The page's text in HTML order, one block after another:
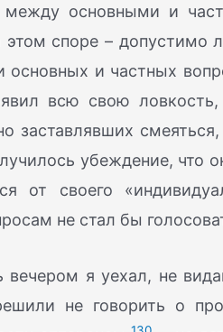
между основными и
этом споре –
основных и частных
всю свою
заставлявших
убеждение, что
от своего
не стал бы
вечером я уехал, не
не говорить о